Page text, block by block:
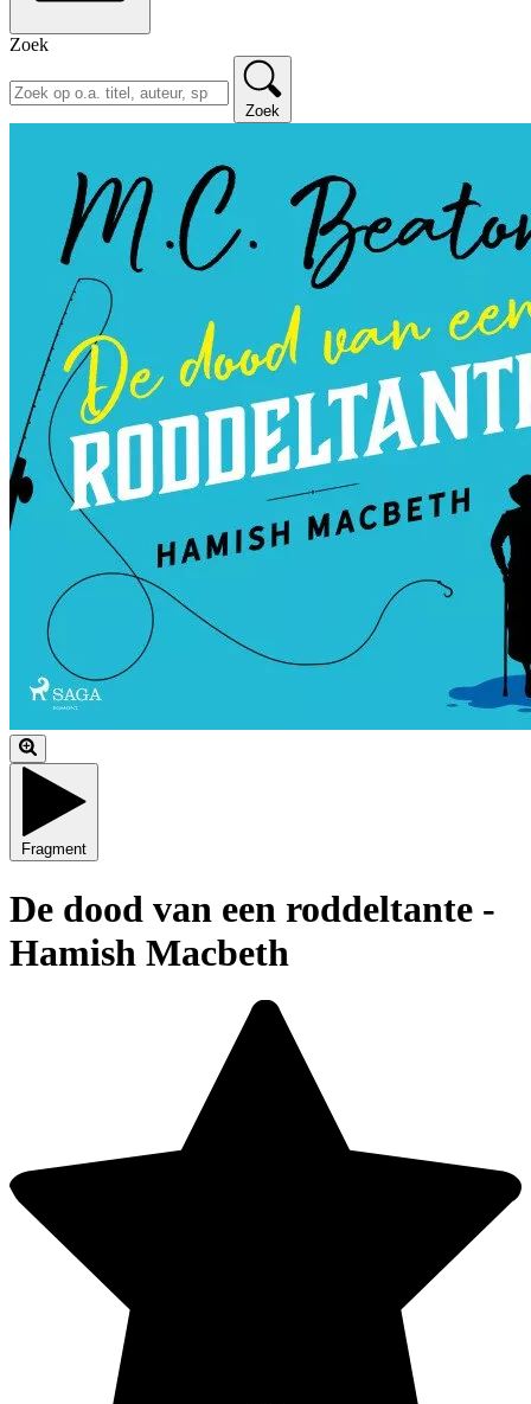
Zoek
Zoek
Fragment
De dood van een roddeltante -
Hamish Macbeth